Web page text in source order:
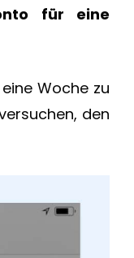
für eine
Woche zu
den